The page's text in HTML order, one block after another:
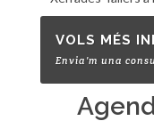
VOLS MÉS
Envia'm una